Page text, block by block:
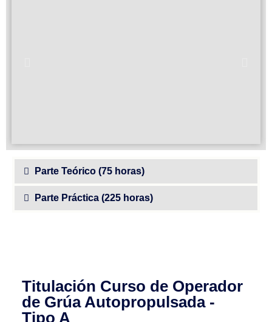
Parte Teórico (75 horas)
Parte Práctica (225 horas)
Titulación Curso de Operador
de Grúa Autopropulsada -
Tipo A